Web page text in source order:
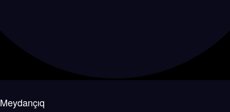
Meydançıq